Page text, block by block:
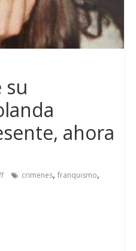
su
ahora
crimenes, franquismo,